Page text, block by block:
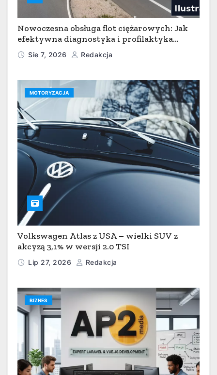
Nowoczesna obsługa flot ciężarowych: Jak
efektywna diagnostyka i profilaktyka
serwisowa minimalizują przestoje w
transporcie
Sie 7, 2026 Redakcja
MOTORYZACJA
Volkswagen Atlas z USA – wielki SUV z
akcyzą 3,1% w wersji 2.0 TSI
Lip 27, 2026 Redakcja
BIZNES